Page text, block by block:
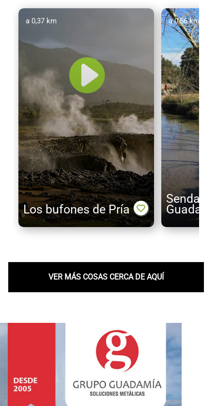
Los bufones de Pría
a 0,37 km
Senda
a 0,56 km
VER MÁS COSAS CERCA DE AQUÍ